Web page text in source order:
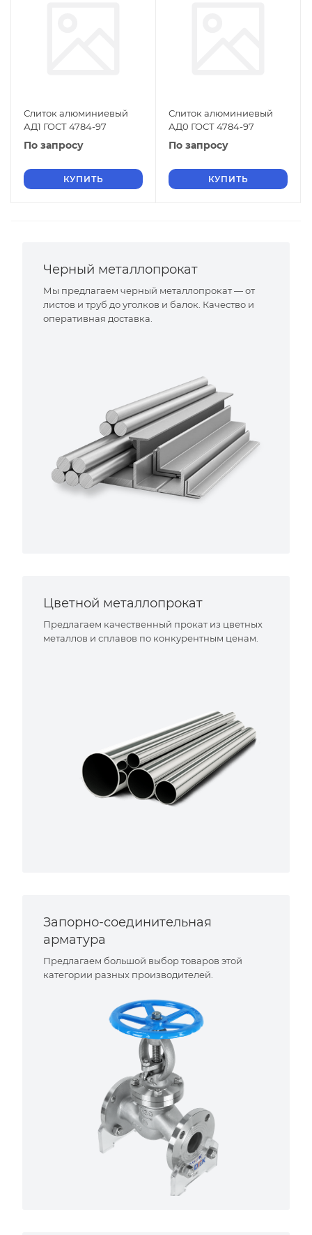
Слиток алюминиевый
АД1 ГОСТ 4784-97
По запросу
КУПИТЬ
Слиток алюминиевый
АД0 ГОСТ 4784-97
По запросу
КУПИТЬ
Черный металлопрокат
Мы предлагаем черный металлопрокат — от
листов и труб до уголков и балок. Качество и
оперативная доставка.
Цветной металлопрокат
Предлагаем качественный прокат из цветных
металлов и сплавов по конкурентным ценам.
Запорно-соединительная
арматура
Предлагаем большой выбор товаров этой
категории разных производителей.